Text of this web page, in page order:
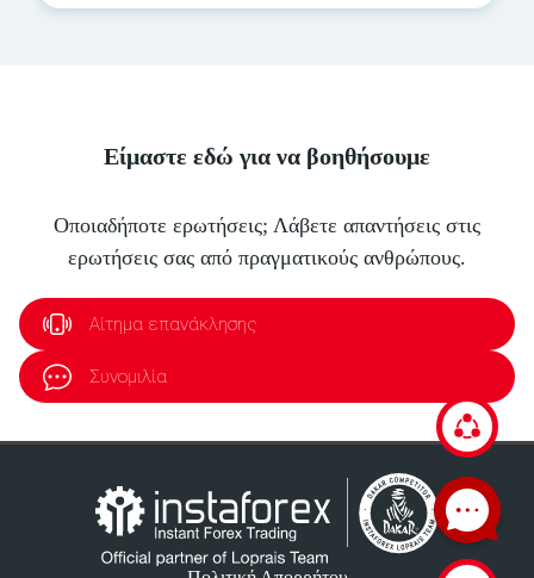
Είμαστε εδώ για να βοηθήσουμε
Οποιαδήποτε ερωτήσεις; Λάβετε απαντήσεις στις
ερωτήσεις σας από πραγματικούς ανθρώπους.
Αίτημα επανάκλησης
Συνομιλία